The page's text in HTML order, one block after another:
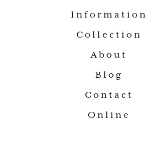
Information
Collection
About
Blog
Contact
Online